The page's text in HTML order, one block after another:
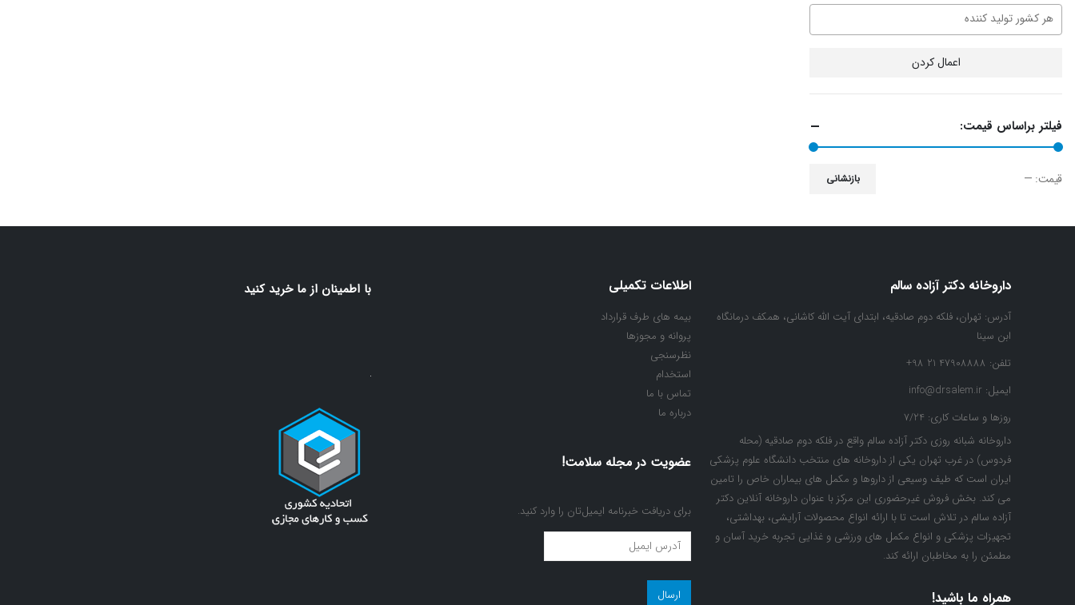
اعمال کردن
فیلتر براساس قیمت:
حداقل
حداكثر
بازنشانی قيمت: —
داروخانه دکتر آزاده سالم
آدرس: تهران، فلکه دوم صادقیه، ابتدای آیت الله کاشانی، همکف درمانگاه
ابن سینا
تلفن: 47908888 21 98+
ایمیل: info@drsalem.ir
روزها و ساعات کاری: 7/24
داروخانه شبانه روزی دکتر آزاده سالم واقع در فلکه دوم صادقیه (محله
فردوس) در غرب تهران یکی از داروخانه های منتخب دانشگاه علوم پزشکی
ایران است که طیف وسیعی از داروها و مکمل های بیماران خاص را تامین
می کند. بخش فروش غیرحضوری این مرکز با عنوان داروخانه آنلاین دکتر
آزاده سالم در تلاش است تا با ارائه انواع محصولات آرایشی، بهداشتی،
تجهیزات پزشکی و انواع مکمل های ورزشی و غذایی تجربه خرید آسان و
مطمئن را به مخاطبان ارائه کند.
همراه ما باشید!
اطلاعات تکمیلی
بیمه های طرف قرارداد
پروانه و مجوزها
نظرسنجی
استخدام
تماس با ما
درباره ما
عضویت در مجله سلامت!
برای دریافت خبرنامه ایمیل‌تان را وارد کنید.
عضویت
در
مجله
سلامت!
با اطمينان از ما خريد كنيد